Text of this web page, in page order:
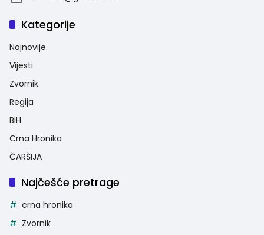
Kategorije
Najnovije
Vijesti
Zvornik
Regija
BiH
Crna Hronika
ČARŠIJA
Najčešće pretrage
crna hronika
Zvornik